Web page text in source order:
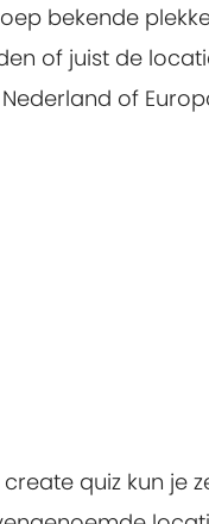
bekende
of juist de
of
quiz kun je